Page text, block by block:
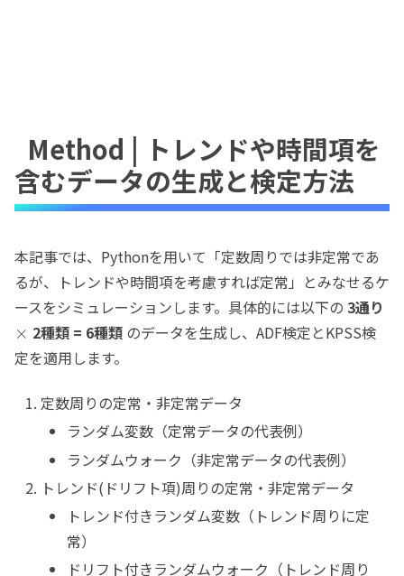
Method | トレンドや時間項を
含むデータの生成と検定方法
本記事では、Pythonを用いて「定数周りでは非定常であ
るが、トレンドや時間項を考慮すれば定常」とみなせるケ
ースをシミュレーションします。具体的には以下の 3通り
× 2種類 = 6種類のデータを生成し、ADF検定とKPSS検
定を適用します。
定数周りの定常・非定常データ
ランダム変数（定常データの代表例）
ランダムウォーク（非定常データの代表例）
トレンド(ドリフト項)周りの定常・非定常データ
トレンド付きランダム変数（トレンド周りに定
常）
ドリフト付きランダムウォーク（トレンド周り